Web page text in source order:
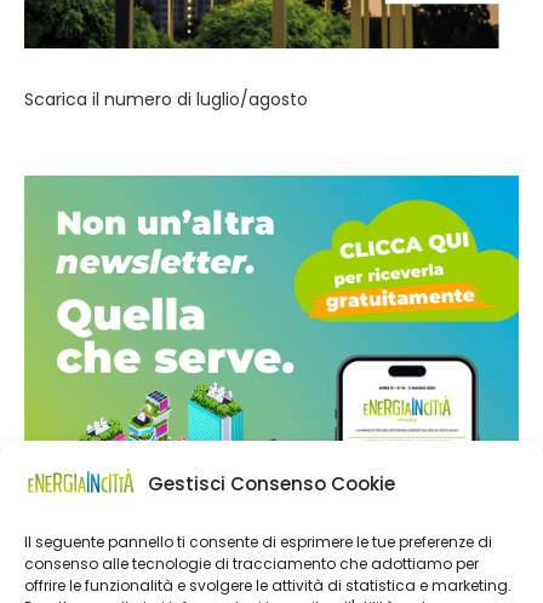
Gestisci Consenso Cookie
Il seguente pannello ti consente di esprimere le tue preferenze di
consenso alle tecnologie di tracciamento che adottiamo per
offrire le funzionalità e svolgere le attività di statistica e marketing.
Scarica il numero di luglio/agosto